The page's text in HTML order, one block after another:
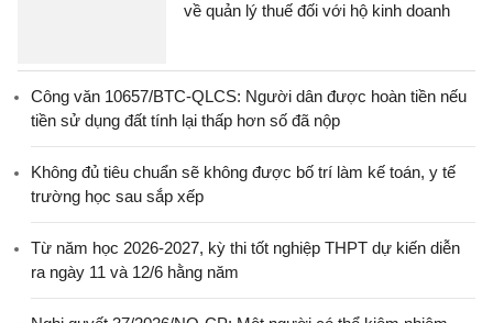
về quản lý thuế đối với hộ kinh doanh
Công văn 10657/BTC-QLCS: Người dân được hoàn tiền nếu
tiền sử dụng đất tính lại thấp hơn số đã nộp
Không đủ tiêu chuẩn sẽ không được bố trí làm kế toán, y tế
trường học sau sắp xếp
Từ năm học 2026-2027, kỳ thi tốt nghiệp THPT dự kiến diễn
ra ngày 11 và 12/6 hằng năm